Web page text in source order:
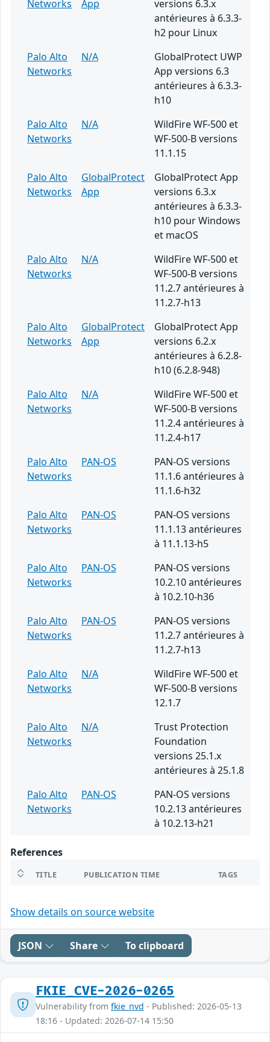
Networks App
versions 6.3.x
antérieures à 6.3.3-
h2 pour Linux
Palo Alto
Networks
N/A
GlobalProtect UWP
App versions 6.3
antérieures à 6.3.3-
h10
Palo Alto
Networks
N/A
WildFire WF-500 et
WF-500-B versions
11.1.15
Palo Alto
Networks
GlobalProtect
App
GlobalProtect App
versions 6.3.x
antérieures à 6.3.3-
h10 pour Windows
et macOS
Palo Alto
Networks
N/A
WildFire WF-500 et
WF-500-B versions
11.2.7 antérieures à
11.2.7-h13
Palo Alto
Networks
GlobalProtect
App
GlobalProtect App
versions 6.2.x
antérieures à 6.2.8-
h10 (6.2.8-948)
Palo Alto
Networks
N/A
WildFire WF-500 et
WF-500-B versions
11.2.4 antérieures à
11.2.4-h17
Palo Alto
Networks
PAN-OS
PAN-OS versions
11.1.6 antérieures à
11.1.6-h32
Palo Alto
Networks
PAN-OS
PAN-OS versions
11.1.13 antérieures
à 11.1.13-h5
Palo Alto
Networks
PAN-OS
PAN-OS versions
10.2.10 antérieures
à 10.2.10-h36
Palo Alto
Networks
PAN-OS
PAN-OS versions
11.2.7 antérieures à
11.2.7-h13
Palo Alto
Networks
N/A
WildFire WF-500 et
WF-500-B versions
12.1.7
Palo Alto
Networks
N/A
Trust Protection
Foundation
versions 25.1.x
antérieures à 25.1.8
Palo Alto
Networks
PAN-OS
PAN-OS versions
10.2.13 antérieures
à 10.2.13-h21
References
TITLE PUBLICATION TIME TAGS
Show details on source website
JSON Share To clipboard
FKIE_CVE-2026-0265
Vulnerability from fkie_nvd - Published: 2026-05-13
18:16 - Updated: 2026-07-14 15:50